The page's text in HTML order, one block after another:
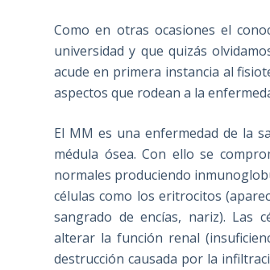
Como en otras ocasiones el
universidad y que quizás
acude en primera instancia al
aspectos que rodean a la
El MM es una enfermedad de la
médula ósea. Con ello se
normales produciendo
células como los eritrocitos
sangrado de encías, nariz). Las
alterar la función renal
destrucción causada por la